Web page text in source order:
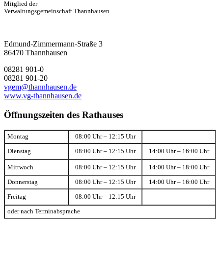
Mitglied der
Verwaltungsgemeinschaft Thannhausen
Edmund-Zimmermann-Straße 3
86470 Thannhausen
08281 901-0
08281 901-20
vgem@thannhausen.de
www.vg-thannhausen.de
Öffnungszeiten des Rathauses
Montag 08:00 Uhr – 12:15 Uhr
Dienstag 08:00 Uhr – 12:15 Uhr 14:00 Uhr – 16:00 Uhr
Mittwoch 08:00 Uhr – 12:15 Uhr 14:00 Uhr – 18:00 Uhr
Donnerstag 08:00 Uhr – 12:15 Uhr 14:00 Uhr – 16:00 Uhr
Freitag 08:00 Uhr – 12:15 Uhr
oder nach Terminabsprache